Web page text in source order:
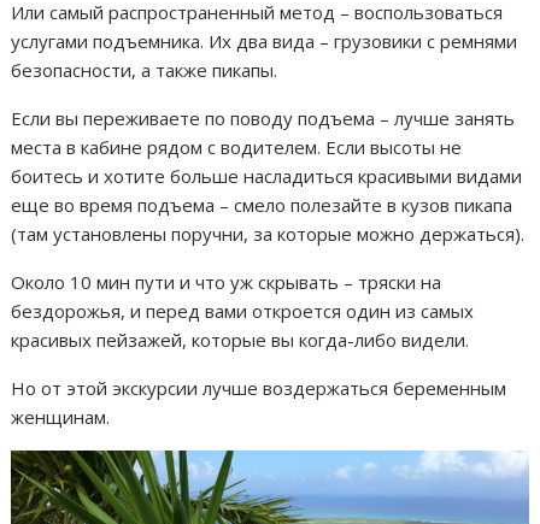
Или самый распространенный метод – воспользоваться
услугами подъемника. Их два вида – грузовики с ремнями
безопасности, а также пикапы.
Если вы переживаете по поводу подъема – лучше занять
места в кабине рядом с водителем. Если высоты не
боитесь и хотите больше насладиться красивыми видами
еще во время подъема – смело полезайте в кузов пикапа
(там установлены поручни, за которые можно держаться).
Около 10 мин пути и что уж скрывать – тряски на
бездорожья, и перед вами откроется один из самых
красивых пейзажей, которые вы когда-либо видели.
Но от этой экскурсии лучше воздержаться беременным
женщинам.